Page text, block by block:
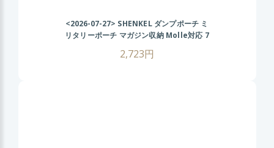
<2026-07-27> SHENKEL ダンプポーチ ミ
リタリーポーチ マガジン収納 Molle対応 7
ク
2,723円